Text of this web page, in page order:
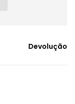
Devolução